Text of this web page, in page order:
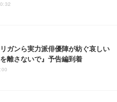
ガンら実力派俳優陣が紡ぐ哀しい
離さないで』予告編到着